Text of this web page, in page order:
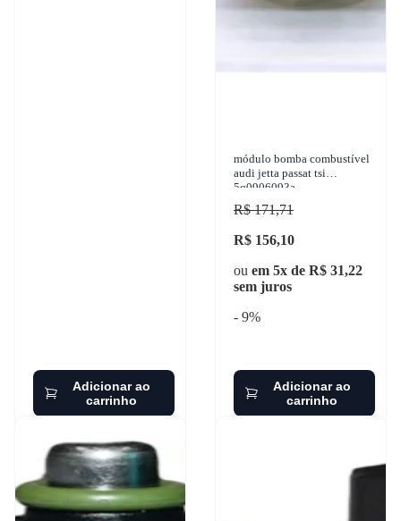
Adicionar ao
carrinho
módulo bomba combustível
audi jetta passat tsi
5q0906093a
R$ 171,71
R$ 156,10
ou em 5x de R$ 31,22
sem juros
- 9%
Adicionar ao
carrinho